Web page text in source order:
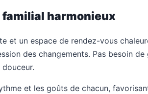
harmonieux
et un espace de rendez-vous
des changements. Pas besoin
et les goûts de chacun,